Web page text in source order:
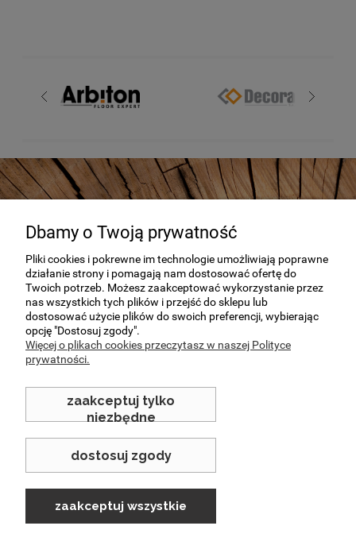
NEWSLETTER
Podaj swój adres e-mail, jeżeli chcesz otrzymywać informacje
o nowościach i promocjach.
zapisz się
prywatności
Dbamy o Twoją prywatność
Pliki cookies i pokrewne im technologie umożliwiają poprawne
działanie strony i pomagają nam dostosować ofertę do
Twoich potrzeb. Możesz zaakceptować wykorzystanie przez
nas wszystkich tych plików i przejść do sklepu lub
dostosować użycie plików do swoich preferencji, wybierając
opcję "Dostosuj zgody".
Więcej o plikach cookies przeczytasz w naszej Polityce
prywatności.
zaakceptuj tylko
niezbędne
dostosuj zgody
zaakceptuj wszystkie